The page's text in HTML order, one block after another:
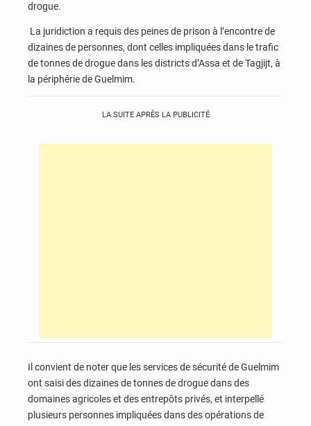
drogue.
La juridiction a requis des peines de prison à l’encontre de
dizaines de personnes, dont celles impliquées dans le trafic
de tonnes de drogue dans les districts d’Assa et de Tagjijt, à
la périphérie de Guelmim.
LA SUITE APRÈS LA PUBLICITÉ
Il convient de noter que les services de sécurité de Guelmim
ont saisi des dizaines de tonnes de drogue dans des
domaines agricoles et des entrepôts privés, et interpellé
plusieurs personnes impliquées dans des opérations de